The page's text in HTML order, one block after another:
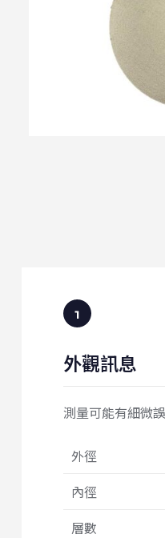
外觀訊息
測量可能有細微
外徑
內徑
層數